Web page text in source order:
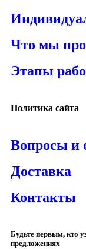
Что мы
Этапы
Политика сайта
Вопросы и
Доставка
Контакты
Будьте первым, кто
предложениях